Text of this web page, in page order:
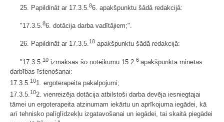
25. Papildināt ar 17.3.5. 86. apakšpunktu šādā redakcijā:
"17.3.5.86. dotācija darba vadītājiem;".
26. Papildināt ar 17.3.5.10 apakšpunktu šādā redakcijā:
"17.3.5. 10 izmaksas šo noteikumu 15.2. 6 apakšpunktā minētās
darbības īstenošanai:
17.3.5.101. ergoterapeita pakalpojumi;
17.3.5.102. vienreizēja dotācija atbilstoši darba devēja iesniegtajai
tāmei un ergoterapeita atzinumam iekārtu un aprīkojuma iegādei, kā
arī tehnisko palīglīdzekļu izgatavošanai un iegādei, tai skaitā piegādei